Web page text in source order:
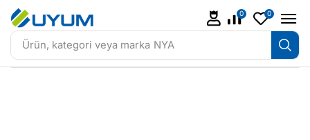
Ürün, kategori veya marka NYA
0 0